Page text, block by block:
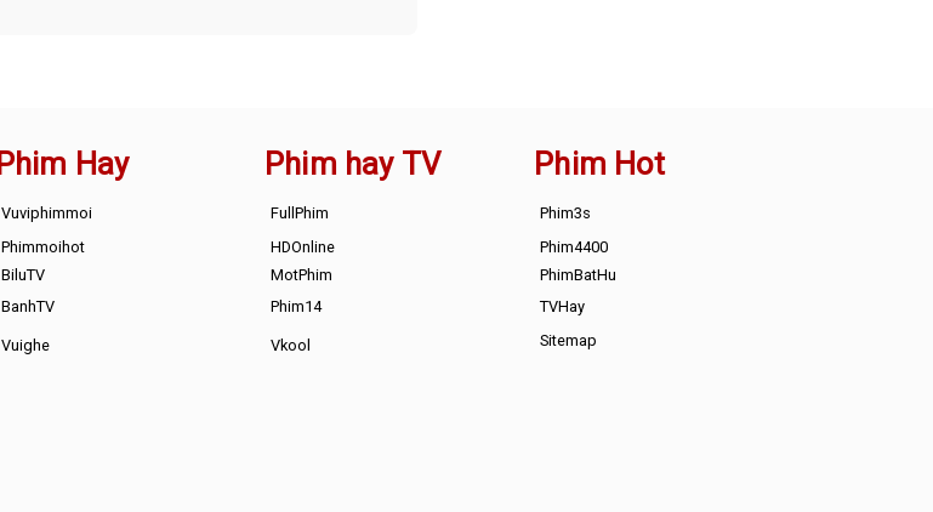
Phim Hay
Vuviphimmoi
Phimmoihot
BiluTV
BanhTV
Vuighe
Phim hay TV
FullPhim
HDOnline
MotPhim
Phim14
Vkool
Phim Hot
Phim3s
Phim4400
PhimBatHu
TVHay
Sitemap